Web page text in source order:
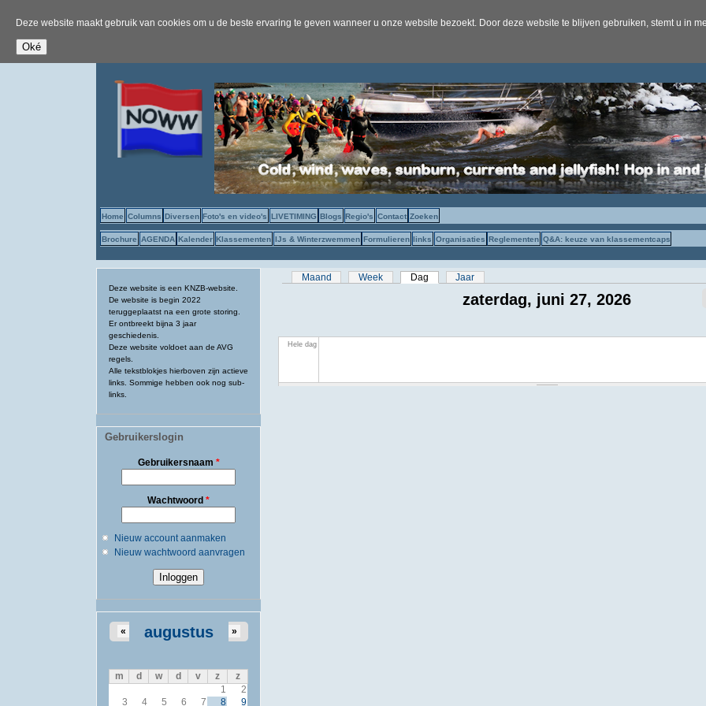
Deze website maakt gebruik van cookies om u de beste ervaring te geven wanneer u onze website bezoekt. Door deze website te blijven gebruiken, stemt u in
Home Columns Diversen Foto's en video's LIVETIMING Blogs Regio's Contact Zoeken
Brochure AGENDA Kalender Klassementen IJs & Winterzwemmen Formulieren links Organisaties Reglementen Q&A: keuze van klassementcaps
Deze website is een KNZB-website.
De website is begin 2022
teruggeplaatst na een grote storing.
Er ontbreekt bijna 3 jaar
geschiedenis.
Deze website voldoet aan de AVG
regels.
Alle tekstblokjes hierboven zijn actieve
links. Sommige hebben ook nog sub-
links.
Gebruikerslogin
Gebruikersnaam *
Wachtwoord *
Nieuw account aanmaken
Nieuw wachtwoord aanvragen
augustus
« »
m d w d v z
z
1
2
3
4 5 6 7 8
9
Primaire tabs
Maand Week Dag (actieve tabblad)
Jaar
zaterdag, juni 27, 2026
Hele dag